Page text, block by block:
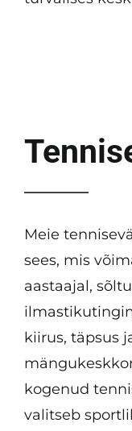
Meie
sees, mis
aastaajal,
kiirus, täpsus
kogenud
valitseb